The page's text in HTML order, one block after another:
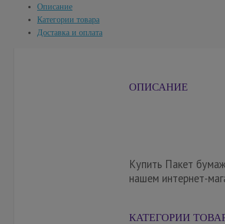
Описание
Категории товара
Доставка и оплата
ОПИСАНИЕ
Купить Пакет
нашем интернет-
КАТЕГОРИИ